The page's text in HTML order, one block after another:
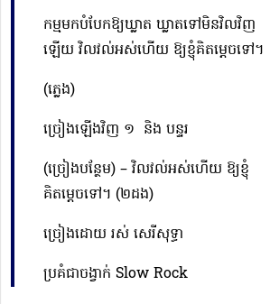
កម្មមកបំបែកឱ្យឃ្លាត ឃ្លាតទៅមិនវិលវិញ
ឡើយ វិលវល់អស់ហើយ ឱ្យខ្ញុំគិតម្ដេចទៅ។
(ភ្លេង)
ច្រៀងឡើងវិញ ១ និង បន្ទរ
(ច្រៀងបន្ថែម) – វិលវល់អស់ហើយ ឱ្យខ្ញុំ
គិតម្ដេចទៅ។ (២ដង)
ច្រៀងដោយ រស់ សេរីសុទ្ធា
ប្រគំជាចង្វាក់ Slow Rock